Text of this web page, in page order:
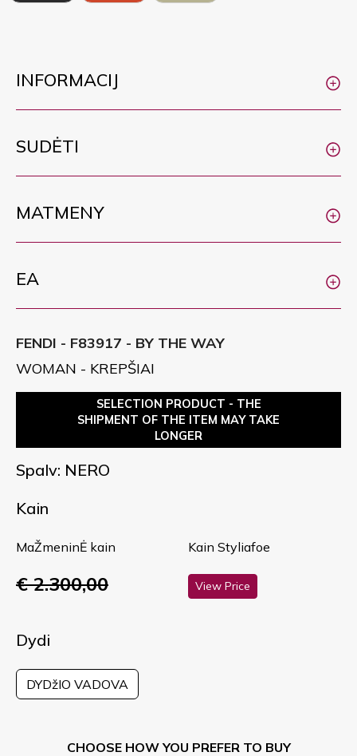
CHIARO
INFORMACIJ
SUDĖTI
MATMENY
EA
FENDI - F83917 - BY THE WAY
WOMAN - KREPŠIAI
SELECTION PRODUCT - THE
SHIPMENT OF THE ITEM MAY TAKE
LONGER
Spalv: NERO
Kain
MaŽmeninĖ kain
€ 2.300,00
Kain Styliafoe
View Price
Dydi
DYDžIO VADOVA
CHOOSE HOW YOU PREFER TO BUY